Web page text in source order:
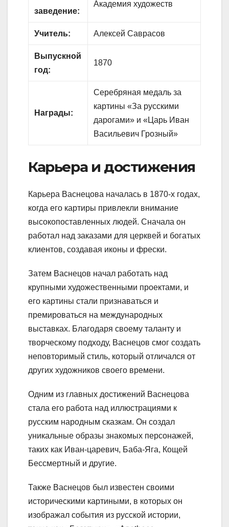
заведение:
Академия художеств
Учитель: Алексей Саврасов
Выпускной
год:
1870
Награды:
Серебряная медаль за
картины «За русскими
дарогами» и «Царь Иван
Васильевич Грозный»
Карьера и достижения
Карьера Васнецова началась в 1870-х годах,
когда его картиры привлекли внимание
высокопоставленных людей. Сначала он
работал над заказами для церквей и богатых
клиентов, создавая иконы и фрески.
Затем Васнецов начал работать над
крупными художественными проектами, и
его картины стали признаваться и
премироваться на международных
выставках. Благодаря своему таланту и
творческому подходу, Васнецов смог создать
неповторимый стиль, который отличался от
других художников своего времени.
Одним из главных достижений Васнецова
стала его работа над иллюстрациями к
русским народным сказкам. Он создал
уникальные образы знакомых персонажей,
таких как Иван-царевич, Баба-Яга, Кощей
Бессмертный и другие.
Также Васнецов был известен своими
историческими картиными, в которых он
изображал события из русской истории,